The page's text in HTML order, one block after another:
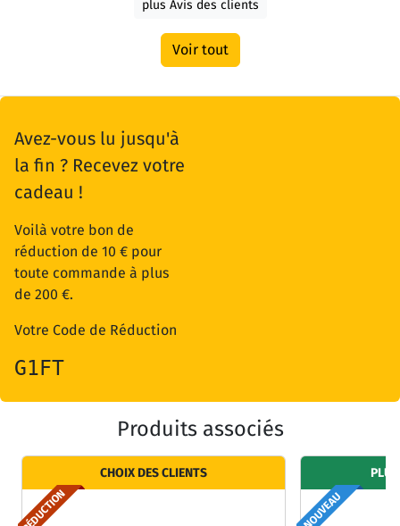
plus Avis des clients
Voir tout
Avez-vous lu jusqu'à
la fin ? Recevez votre
cadeau !
Voilà votre bon de
réduction de 10 € pour
toute commande à plus
de 200 €.
Votre Code de Réduction
G1FT
Produits associés
CHOIX DES CLIENTS
RÉDUCTION NOUVEAU